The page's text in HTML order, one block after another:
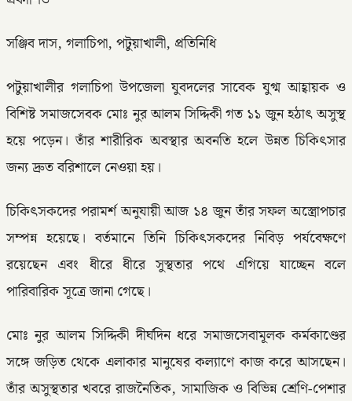
সঞ্জিব দাস, গলাচিপা, পটুয়াখালী, প্রতিনিধি
পটুয়াখালীর গলাচিপা উপজেলা যুবদলের সাবেক যুগ্ম আহ্বায়ক ও
বিশিষ্ট সমাজসেবক মোঃ নুর আলম সিদ্দিকী গত ১১ জুন হঠাৎ অসুস্থ
হয়ে পড়েন। তাঁর শারীরিক অবস্থার অবনতি হলে উন্নত চিকিৎসার
জন্য দ্রুত বরিশালে নেওয়া হয়।
চিকিৎসকদের পরামর্শ অনুযায়ী আজ ১৪ জুন তাঁর সফল অস্ত্রোপচার
সম্পন্ন হয়েছে। বর্তমানে তিনি চিকিৎসকদের নিবিড় পর্যবেক্ষণে
রয়েছেন এবং ধীরে ধীরে সুস্থতার পথে এগিয়ে যাচ্ছেন বলে
পারিবারিক সূত্রে জানা গেছে।
মোঃ নুর আলম সিদ্দিকী দীর্ঘদিন ধরে সমাজসেবামূলক কর্মকাণ্ডের
সঙ্গে জড়িত থেকে এলাকার মানুষের কল্যাণে কাজ করে আসছেন।
তাঁর অসুস্থতার খবরে রাজনৈতিক, সামাজিক ও বিভিন্ন শ্রেণি-পেশার